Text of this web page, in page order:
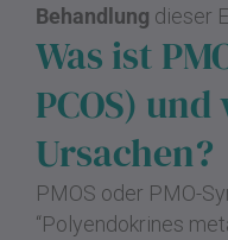
Behandlung dieser
Was ist
PCOS)
Ursachen?
PMOS oder PMO-
“Polyendokrines